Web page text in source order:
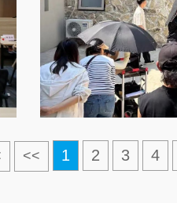
<< 1 2 3 4